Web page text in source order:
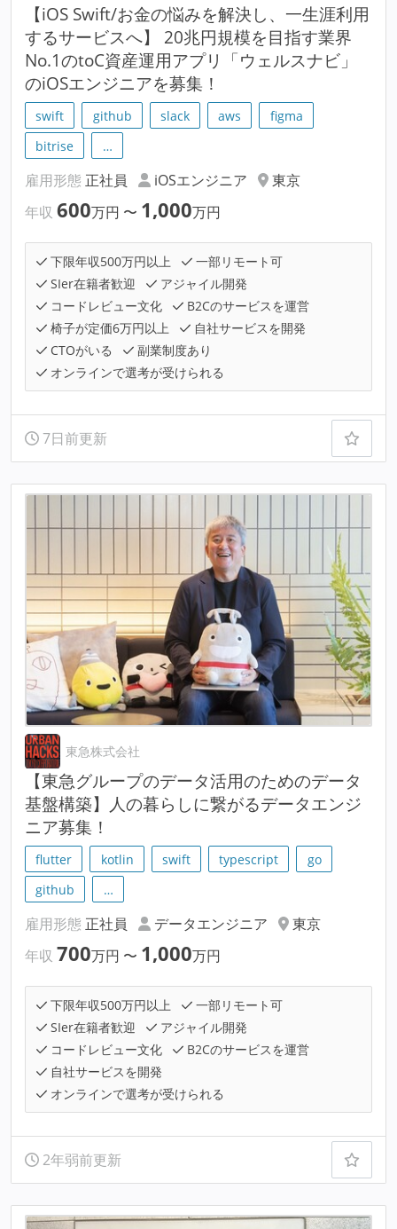
【iOS Swift/お金の悩みを解決し、一生涯利用
するサービスへ】 20兆円規模を目指す業界
No.1のtoC資産運用アプリ「ウェルスナビ」
のiOSエンジニアを募集！
swift github slack aws
figma
bitrise
…
雇用形態 正社員 iOSエンジニア
東京
年収 600万円 〜 1,000万円
下限年収500万円以上
一部リモート可
SIer在籍者歓迎
アジャイル開発
コードレビュー文化
B2Cのサービスを運営
椅子が定価6万円以上
自社サービスを開発
CTOがいる
副業制度あり
オンラインで選考が受けられる
7日前更新
東急株式会社
【東急グループのデータ活用のためのデータ
基盤構築】人の暮らしに繋がるデータエンジ
ニア募集！
flutter kotlin swift typescript
go
github
…
雇用形態 正社員 データエンジニア
東京
年収 700万円 〜 1,000万円
下限年収500万円以上
一部リモート可
SIer在籍者歓迎
アジャイル開発
コードレビュー文化
B2Cのサービスを運営
自社サービスを開発
オンラインで選考が受けられる
2年弱前更新